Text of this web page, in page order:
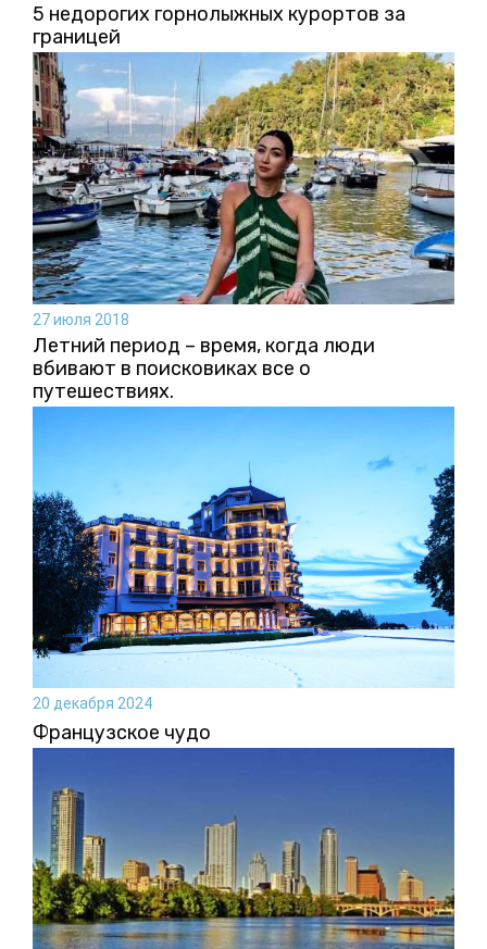
5 недорогих горнолыжных курортов за
границей
27 июля 2018
Летний период – время, когда люди
вбивают в поисковиках все о
путешествиях.
20 декабря 2024
Французское чудо